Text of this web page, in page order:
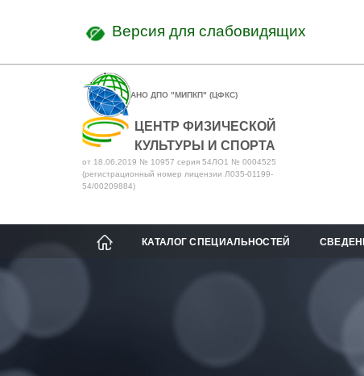
Версия для слабовидящих
АНО ДПО "МИПКП" (ЦФКС)
ЦЕНТР ФИЗИЧЕСКОЙ
КУЛЬТУРЫ И СПОРТА
от 18.06.2019 № 10957 серия 54ЛО1 № 0004525
(регистрационный номер лицензии Л035-01199-
54/00209884)
КАТАЛОГ СПЕЦИАЛЬНОСТЕЙ